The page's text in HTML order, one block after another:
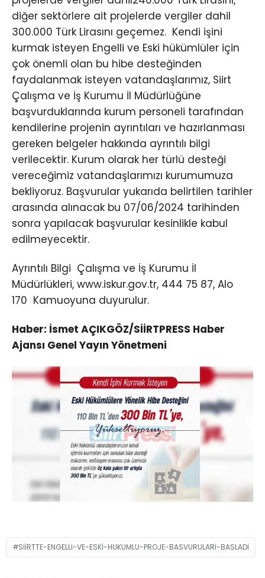
diğer sektörlere ait projelerde vergiler dahil
300.000 Türk Lirasını geçemez. Kendi işini
kurmak isteyen Engelli ve Eski hükümlüler için
çok önemli olan bu hibe desteğinden
faydalanmak isteyen vatandaşlarımız, Siirt
Çalışma ve İş Kurumu İl Müdürlüğüne
başvurduklarında kurum personeli tarafından
kendilerine projenin ayrıntıları ve hazırlanması
gereken belgeler hakkında ayrıntılı bilgi
verilecektir. Kurum olarak her türlü desteği
vereceğimiz vatandaşlarımızı kurumumuza
bekliyoruz. Başvurular yukarıda belirtilen tarihler
arasında alınacak bu 07/06/2024 tarihinden
sonra yapılacak başvurular kesinlikle kabul
edilmeyecektir.
Ayrıntılı Bilgi Çalışma ve İş Kurumu İl
Müdürlükleri, www.iskur.gov.tr, 444 75 87, Alo
170 Kamuoyuna duyurulur.
Haber: İsmet AÇIKGÖZ/SİİRTPRESS Haber
Ajansı Genel Yayın Yönetmeni
SIIRTTE-ENGELLI-VE-ESKI-HUKUMLU-PROJE-BASVURULARI-BASLADI